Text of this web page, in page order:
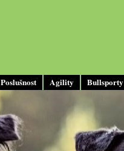
Poslušnost Agility Bullsporty